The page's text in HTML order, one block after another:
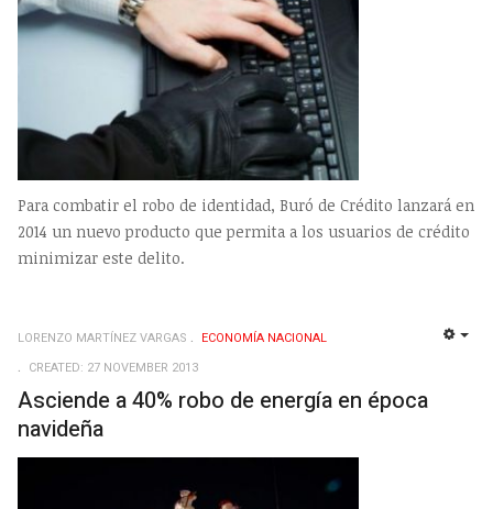
Para combatir el robo de identidad, Buró de Crédito lanzará en
2014 un nuevo producto que permita a los usuarios de crédito
minimizar este delito.
LORENZO MARTÍNEZ VARGAS
ECONOMÍ­A NACIONAL
CREATED: 27 NOVEMBER 2013
Asciende a 40% robo de energía en época
navideña